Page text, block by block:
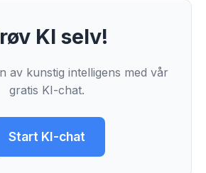
KI selv!
av kunstig intelligens med vår
gratis KI-chat.
Start KI-chat